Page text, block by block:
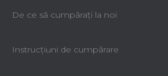
De ce să cumpăraţi la noi
Instrucțiuni de cumpărare